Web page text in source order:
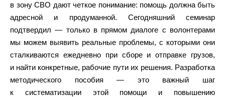
в зону СВО дают четкое понимание: помощь должна быть
адресной и продуманной. Сегодняшний семинар
подтвердил — только в прямом диалоге с волонтерами
мы можем выявить реальные проблемы, с которыми они
сталкиваются ежедневно при сборе и отправке грузов,
и найти конкретные, рабочие пути их решения. Разработка
методического пособия — это важный шаг
к систематизации этой помощи и повышению